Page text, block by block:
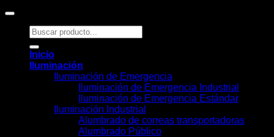
Buscar
por:
Inicio
Iluminación
Iluminación de Emergencia
Iluminación de Emergencia Industrial
Iluminación de Emergencia Estándar
Iluminación Industrial
Alumbrado de correas transportadoras
Alumbrado Público